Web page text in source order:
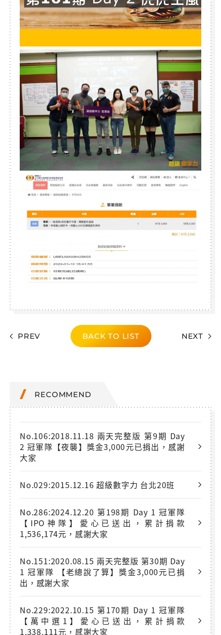
PREV BACK TO LIST NEXT
RECOMMEND
No.106:2018.11.18 兩天完整版 第9期 Day
2 冠軍隊【夜襲】獎金3,000元已捐出，感謝
大家
No.029:2015.12.16 超級數字力 台北20班
No.286:2024.12.20 第198期 Day 1 冠軍隊
【IPO神隊】愛心已送出，累計捐款
1,536,174元，感謝大家
No.151:2020.08.15 兩天完整版 第30期 Day
1 冠軍隊 【老總說了算】獎金3,000元已捐
出，感謝大家
No.229:2022.10.15 第170期 Day 1 冠軍隊
【萬中選1】愛心已送出，累計捐款
1,338,111元，感謝大家